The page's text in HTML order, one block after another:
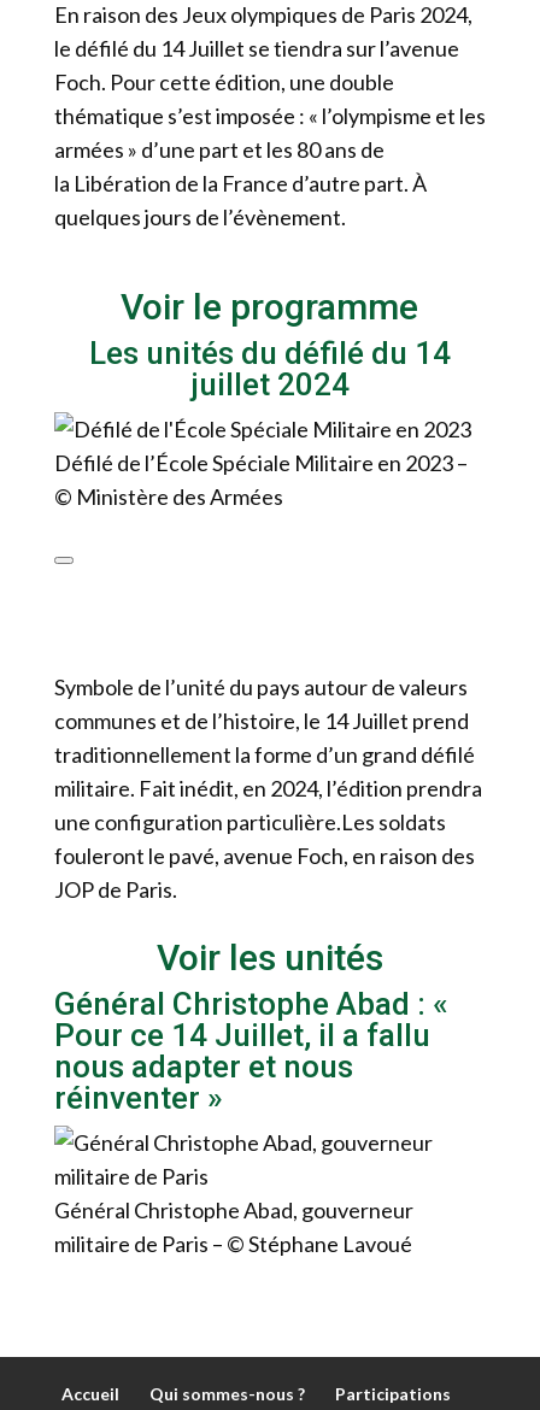
En raison des Jeux olympiques de Paris 2024,
le défilé du 14 Juillet se tiendra sur l’avenue
Foch. Pour cette édition, une double
thématique s’est imposée : « l’olympisme et les
armées » d’une part et les 80 ans de
la Libération de la France d’autre part. À
quelques jours de l’évènement.
Voir le programme
Les unités du défilé du 14
juillet 2024
Défilé de l’École Spéciale Militaire en 2023 –
© Ministère des Armées
Symbole de l’unité du pays autour de valeurs
communes et de l’histoire, le 14 Juillet prend
traditionnellement la forme d’un grand défilé
militaire. Fait inédit, en 2024, l’édition prendra
une configuration particulière.Les soldats
fouleront le pavé, avenue Foch, en raison des
JOP de Paris.
Voir les unités
Général Christophe Abad : «
Pour ce 14 Juillet, il a fallu
nous adapter et nous
réinventer »
Général Christophe Abad, gouverneur
militaire de Paris – © Stéphane Lavoué
Accueil Qui sommes-nous ? Participations